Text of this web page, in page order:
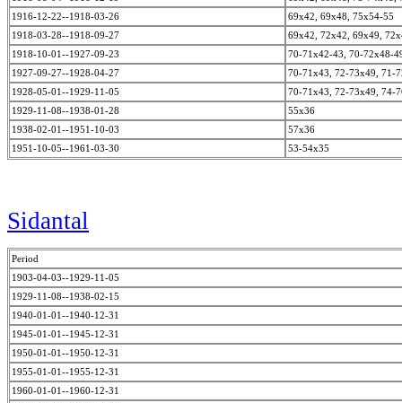
1916-12-22--1918-03-26
69x42, 69x48, 75x54-55
1918-03-28--1918-09-27
69x42, 72x42, 69x49,
1918-10-01--1927-09-23
70-71x42-43, 70-72x48-
1927-09-27--1928-04-27
70-71x43, 72-73x49, 71-
1928-05-01--1929-11-05
70-71x43, 72-73x49, 74-
1929-11-08--1938-01-28
55x36
1938-02-01--1951-10-03
57x36
1951-10-05--1961-03-30
53-54x35
Sidantal
Period
1903-04-03--1929-11-05
1929-11-08--1938-02-15
1940-01-01--1940-12-31
1945-01-01--1945-12-31
1950-01-01--1950-12-31
1955-01-01--1955-12-31
1960-01-01--1960-12-31